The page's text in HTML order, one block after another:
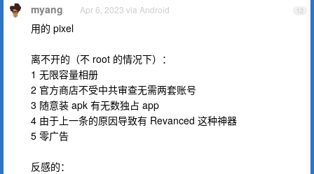
12
myang Apr 6, 2023 via Android
用的 pixel
离不开的（不 root 的情况下）：
1 无限容量相册
2 官方商店不受中共审查无需两套账号
3 随意装 apk 有无数独占 app
4 由于上一条的原因导致有 Revanced 这种神器
5 零广告
反感的：